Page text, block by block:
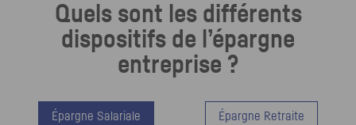
Quels sont les différents
dispositifs de l’épargne
entreprise ?
Épargne Salariale Épargne Retraite